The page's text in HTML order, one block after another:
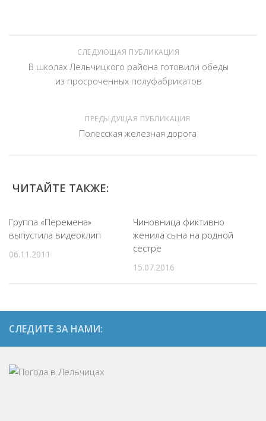
СЛЕДУЮЩАЯ ПУБЛИКАЦИЯ
В школах Лельчицкого района готовили обеды
из просроченных полуфабрикатов
ПРЕДЫДУЩАЯ ПУБЛИКАЦИЯ
Полесская железная дорога
ЧИТАЙТЕ ТАКЖЕ:
Группа «Перемена»
выпустила видеоклип
06.11.2011
Чиновница фиктивно
женила сына на родной
сестре
15.07.2016
СЛЕДИТЕ ЗА НАМИ: